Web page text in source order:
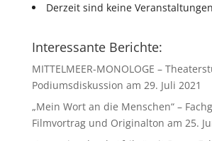
Derzeit sind keine
Interessante Berichte:
MITTELMEER-MONOLOGE –
Podiumsdiskussion am 29. Juli 2021
„Mein Wort an die Menschen“ –
Filmvortrag und Originalton am 25.